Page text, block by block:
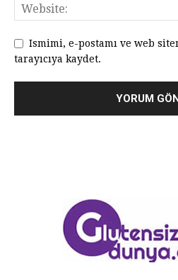
Ismimi, e-postamı ve web
tarayıcıya kaydet.